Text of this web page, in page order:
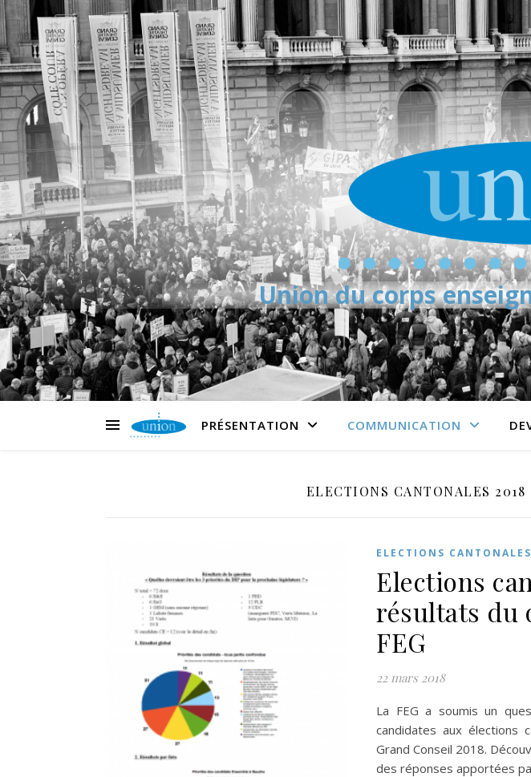
Union du corps
PRÉSENTATION COMMUNICATION
ELECTIONS CANTONALES 2018
ELECTIONS
Elections
résultats du
FEG
22 mars 2018
La FEG a soumis un
candidates aux élections
Grand Conseil 2018.
des réponses apportées